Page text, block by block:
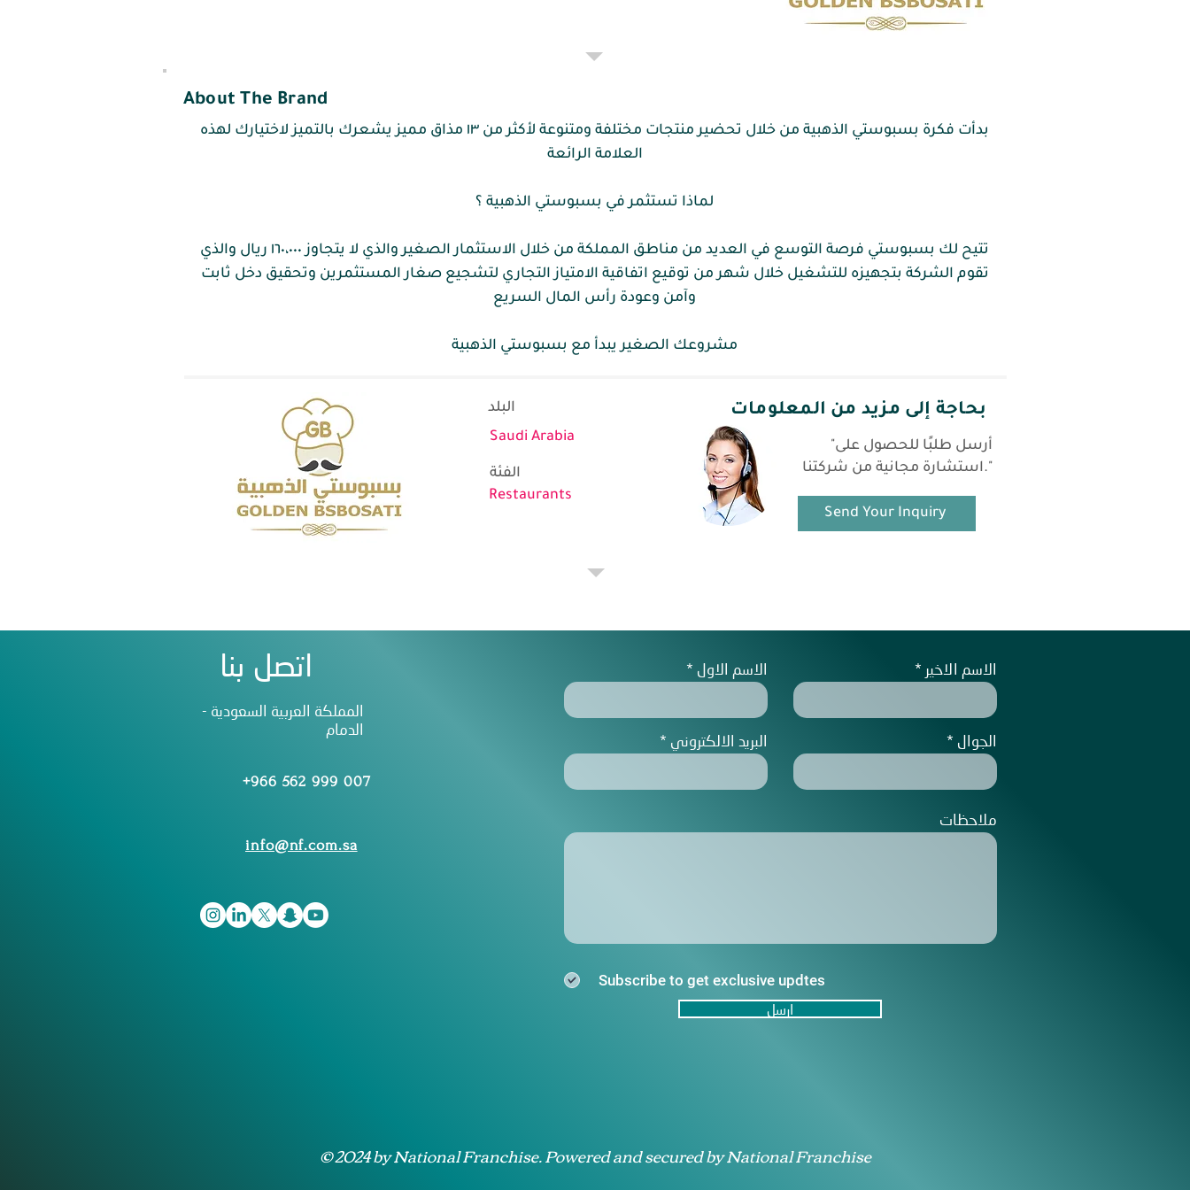
About The Brand
بدأت فكرة بسبوستي الذهبية من خلال تحضير منتجات مختلفة ومتنوعة لأكثر من ١٣ مذاق مميز يشعرك بالتميز لاختيارك لهذه
العلامة الرائعة
لماذا تستثمر في بسبوستي الذهبية ؟
تتيح لك بسبوستي فرصة التوسع في العديد من مناطق المملكة من خلال الاستثمار الصغير والذي لا يتجاوز ١٦٠،٠٠٠ ريال والذي
تقوم الشركة بتجهيزه للتشغيل خلال شهر من توقيع اتفاقية الامتياز التجاري لتشجيع صغار المستثمرين وتحقيق دخل ثابت
وآمن وعودة رأس المال السريع
مشروعك الصغير يبدأ مع بسبوستي الذهبية
بحاجة إلى مزيد من المعلومات
Saudi Arabia
الفئة
Restaurants
"أرسل طلبًا للحصول على
استشارة مجانية من شركتنا."
Send Your Inquiry
اتصل بنا
المملكة العربية السعودية -
الدمام
+966 562 999 007
info@nf.com.sa
الاسم الاول
البريد الالكتروني
الاسم الاخير
الجوال
ملاحظات
Subscribe to get exclusive updtes
ارسل
© 2024 by National Franchise. Powered and secured by National Franchise